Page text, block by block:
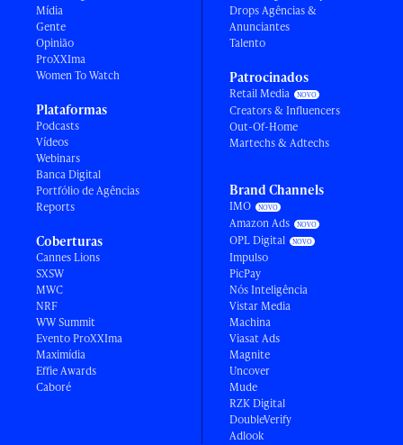
Mídia
Gente
Opinião
ProXXIma
Women To Watch
Plataformas
Podcasts
Vídeos
Webinars
Banca Digital
Portfólio de Agências
Reports
Coberturas
Cannes Lions
SXSW
MWC
NRF
WW Summit
Evento ProXXIma
Maximídia
Effie Awards
Caboré
Drops Agências &
Anunciantes
Talento
Patrocinados
Retail Media
Creators & Influencers
Out-Of-Home
Martechs & Adtechs
Brand Channels
IMO
Amazon Ads
OPL Digital
Impulso
PicPay
Nós Inteligência
Vistar Media
Machina
Viasat Ads
Magnite
Uncover
Mude
RZK Digital
DoubleVerify
Adlook